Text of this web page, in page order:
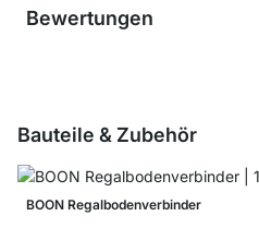
Bewertungen
Bauteile & Zubehör
BOON Regalbodenverbinder